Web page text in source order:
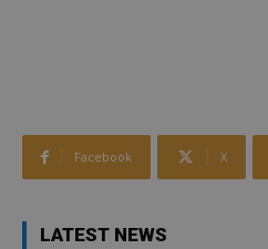
Facebook X
LATEST NEWS